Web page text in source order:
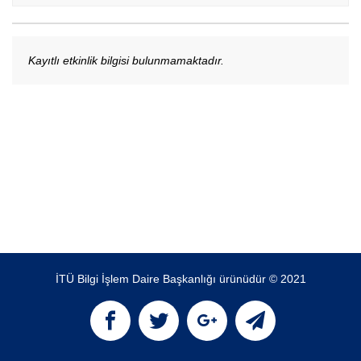
Kayıtlı etkinlik bilgisi bulunmamaktadır.
İTÜ Bilgi İşlem Daire Başkanlığı ürünüdür © 2021